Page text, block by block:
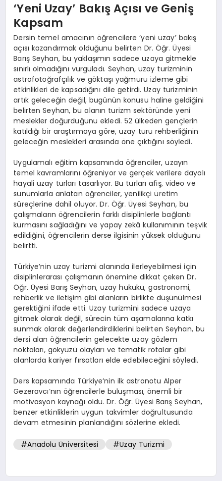
‘Yeni Uzay’ Bakış Açısı ve Geniş
Kapsam
Dersin temel amacının öğrencilere ‘yeni uzay’ bakış
açısı kazandırmak olduğunu belirten Dr. Öğr. Üyesi
Barış Seyhan, bu yaklaşımın sadece uzaya gitmekle
sınırlı olmadığını vurguladı. Seyhan, uzay turizminin
astrofotoğrafçılık ve göktaşı yağmuru izleme gibi
etkinlikleri de kapsadığını dile getirdi. Uzay turizminin
artık geleceğin değil, bugünün konusu haline geldiğini
belirten Seyhan, bu alanın turizm sektöründe yeni
meslekler doğurduğunu ekledi. 52 ülkeden gençlerin
katıldığı bir araştırmaya göre, uzay turu rehberliğinin
geleceğin meslekleri arasında öne çıktığını söyledi.
Uygulamalı eğitim kapsamında öğrenciler, uzayın
temel kavramlarını öğreniyor ve gerçek verilere dayalı
hayali uzay turları tasarlıyor. Bu turları afiş, video ve
sunumlarla anlatan öğrenciler, yenilikçi üretim
süreçlerine dahil oluyor. Dr. Öğr. Üyesi Seyhan, bu
çalışmaların öğrencilerin farklı disiplinlerle bağlantı
kurmasını sağladığını ve yapay zekâ kullanımının teşvik
edildiğini, öğrencilerin derse ilgisinin yüksek olduğunu
belirtti.
Türkiye’nin uzay turizmi alanında ilerleyebilmesi için
disiplinlerarası çalışmanın önemine dikkat çeken Dr.
Öğr. Üyesi Barış Seyhan, uzay hukuku, gastronomi,
rehberlik ve iletişim gibi alanların birlikte düşünülmesi
gerektiğini ifade etti. Uzay turizmini sadece uzaya
gitmek olarak değil, sürecin tüm aşamalarına katkı
sunmak olarak değerlendirdiklerini belirten Seyhan, bu
dersi alan öğrencilerin gelecekte uzay gözlem
noktaları, gökyüzü olayları ve tematik rotalar gibi
alanlarda kariyer fırsatları elde edebileceğini söyledi.
Ders kapsamında Türkiye’nin ilk astronotu Alper
Gezeravcı’nın öğrencilerle buluşması, önemli bir
motivasyon kaynağı oldu. Dr. Öğr. Üyesi Barış Seyhan,
benzer etkinliklerin uygun takvimler doğrultusunda
devam etmesinin planlandığını sözlerine ekledi.
#Anadolu Üniversitesi #Uzay Turizmi